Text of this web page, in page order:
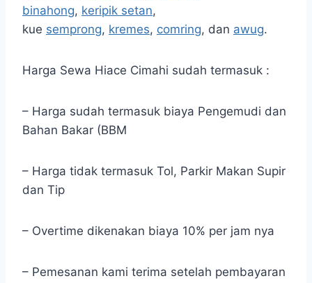
binahong, keripik setan,
kue semprong, kremes, comring, dan awug.
Harga Sewa Hiace Cimahi sudah termasuk :
– Harga sudah termasuk biaya Pengemudi dan
Bahan Bakar (BBM
– Harga tidak termasuk Tol, Parkir Makan Supir
dan Tip
– Overtime dikenakan biaya 10% per jam nya
– Pemesanan kami terima setelah pembayaran